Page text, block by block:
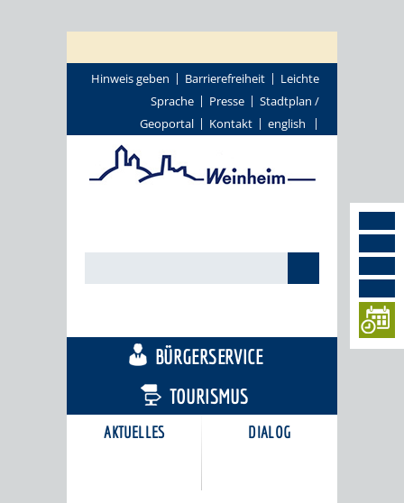
Hinweis geben Barrierefreiheit
Leichte
Sprache
Presse
Stadtplan /
Geoportal
Kontakt english
AKTUELLES DIALOG
BÜRGERSERVICE
TOURISMUS
KARRIEREPORTAL